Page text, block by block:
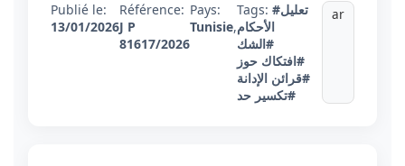
Publié le:
13/01/2026
Référence:
J P
81617/2026
Pays:
Tunisie,
Tags: #تعليل
الأحكام
#الشك
#افتكاك حوز
#قرائن الإدانة
#تكسير حد
ar